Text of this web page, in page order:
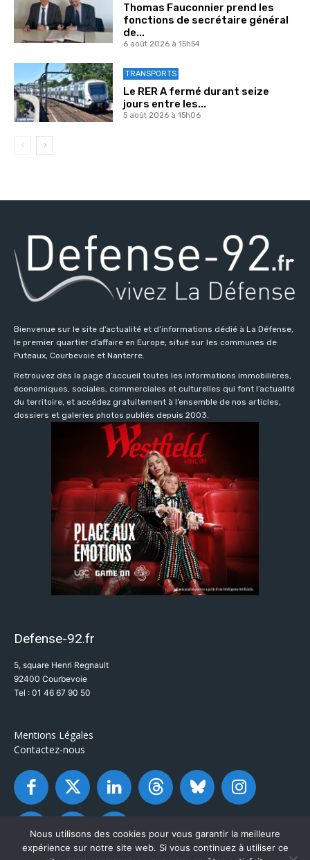
Thomas Fauconnier prend les
fonctions de secrétaire général
de...
6 août 2026 à 15h54
TRANSPORTS
Le RER A fermé durant seize
jours entre les...
5 août 2026 à 15h06
Bienvenue sur le site d’actualité et d’informations dédié à La Défense,
le premier quartier d’affaire en Europe, situé sur les communes de
Puteaux, Courbevoie et Nanterre.
Retrouvez dès la page d’accueil toutes les informations immobilières,
économiques, sociales, commerciales et culturelles qui font l’actualité
du territoire, et accédez gratuitement à l’ensemble de nos articles,
dossiers et galeries photos publiés depuis 2003.
Defense-92.fr
5, square Henri Regnault
92400 Courbevoie
Tel : 01 46 67 90 50
Mentions Légales
Contactez-nous
Nous utilisons des cookies pour vous garantir la meilleure
expérience sur notre site web. Si vous continuez à utiliser ce